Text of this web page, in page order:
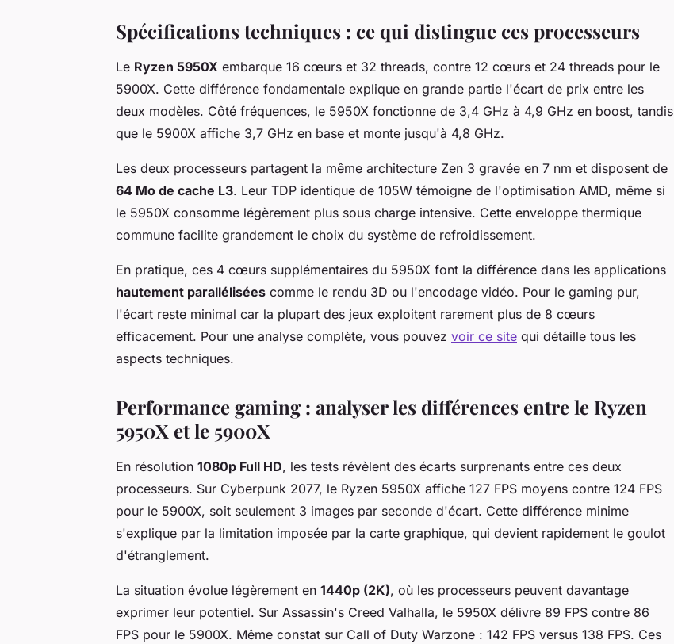
Spécifications techniques : ce qui distingue ces processeurs
Le Ryzen 5950X embarque 16 cœurs et 32 threads, contre 12 cœurs et 24 threads pour le
5900X. Cette différence fondamentale explique en grande partie l'écart de prix entre les
deux modèles. Côté fréquences, le 5950X fonctionne de 3,4 GHz à 4,9 GHz en boost, tandis
que le 5900X affiche 3,7 GHz en base et monte jusqu'à 4,8 GHz.
Les deux processeurs partagent la même architecture Zen 3 gravée en 7 nm et disposent de
64 Mo de cache L3. Leur TDP identique de 105W témoigne de l'optimisation AMD, même si
le 5950X consomme légèrement plus sous charge intensive. Cette enveloppe thermique
commune facilite grandement le choix du système de refroidissement.
En pratique, ces 4 cœurs supplémentaires du 5950X font la différence dans les applications
hautement parallélisées comme le rendu 3D ou l'encodage vidéo. Pour le gaming pur,
l'écart reste minimal car la plupart des jeux exploitent rarement plus de 8 cœurs
efficacement. Pour une analyse complète, vous pouvez voir ce site qui détaille tous les
aspects techniques.
Performance gaming : analyser les différences entre le Ryzen
5950X et le 5900X
En résolution 1080p Full HD, les tests révèlent des écarts surprenants entre ces deux
processeurs. Sur Cyberpunk 2077, le Ryzen 5950X affiche 127 FPS moyens contre 124 FPS
pour le 5900X, soit seulement 3 images par seconde d'écart. Cette différence minime
s'explique par la limitation imposée par la carte graphique, qui devient rapidement le goulot
d'étranglement.
La situation évolue légèrement en 1440p (2K), où les processeurs peuvent davantage
exprimer leur potentiel. Sur Assassin's Creed Valhalla, le 5950X délivre 89 FPS contre 86
FPS pour le 5900X. Même constat sur Call of Duty Warzone : 142 FPS versus 138 FPS. Ces